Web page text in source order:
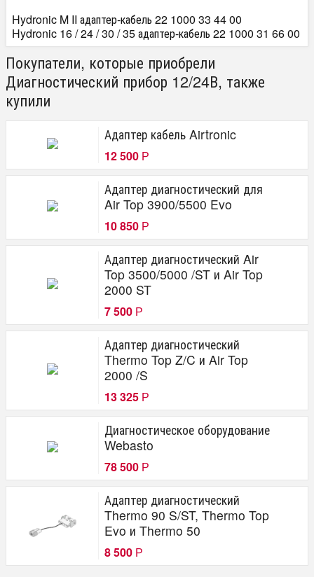
Hydronic M II адаптер-кабель 22 1000 33 44 00
Hydronic 16 / 24 / 30 / 35 адаптер-кабель 22 1000 31 66 00
Покупатели, которые приобрели
Диагностический прибор 12/24В, также
купили
Адаптер кабель Airtronic
12 500 Р
Адаптер диагностический для
Air Top 3900/5500 Evo
10 850 Р
Адаптер диагностический Air
Top 3500/5000 /ST и Air Top
2000 ST
7 500 Р
Адаптер диагностический
Thermo Top Z/C и Air Top
2000 /S
13 325 Р
Диагностическое оборудование
Webasto
78 500 Р
Адаптер диагностический
Thermo 90 S/ST, Thermo Top
Evo и Thermo 50
8 500 Р